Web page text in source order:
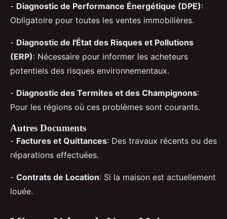
- Diagnostic de Performance Énergétique (DPE):
Obligatoire pour toutes les ventes immobilières.
- Diagnostic de l'État des Risques et Pollutions
(ERP): Nécessaire pour informer les acheteurs
potentiels des risques environnementaux.
- Diagnostic des Termites et des Champignons:
Pour les régions où ces problèmes sont courants.
Autres Documents
- Factures et Quittances: Des travaux récents ou des
réparations effectuées.
- Contrats de Location: Si la maison est actuellement
louée.